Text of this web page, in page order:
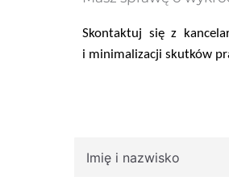
Skontaktuj się z
i minimalizacji skutków